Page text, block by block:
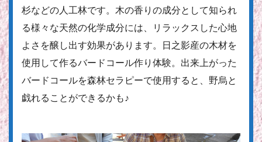
杉などの人工林です。木の香りの成分として知られ
る様々な天然の化学成分には、リラックスした心地
よさを醸し出す効果があります。日之影産の木材を
使用して作るバードコール作り体験。出来上がった
バードコールを森林セラピーで使用すると、野烏と
戯れることができるかも♪